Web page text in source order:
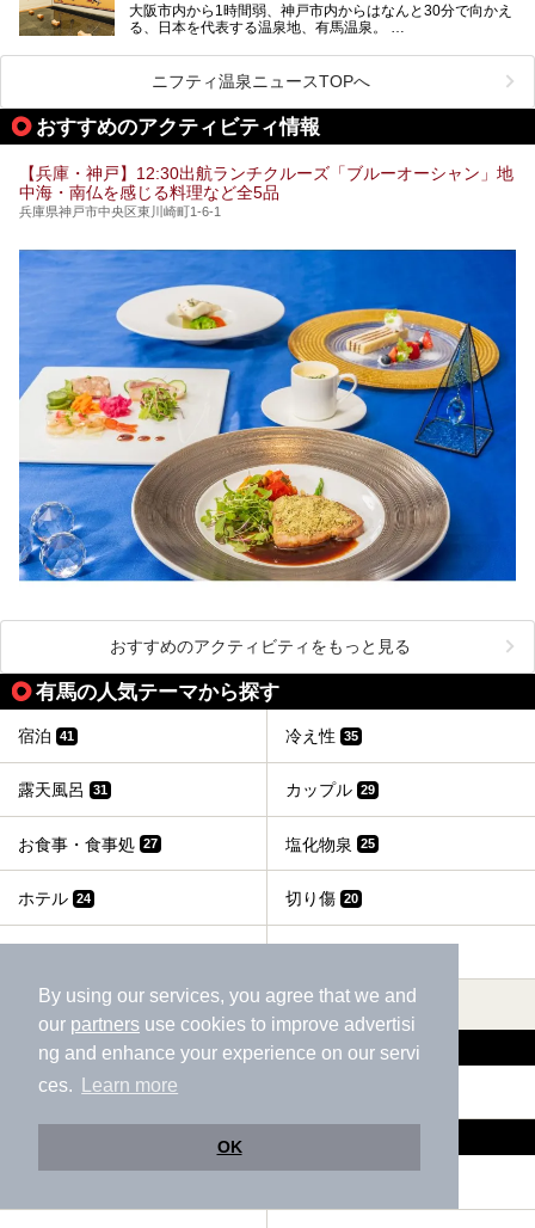
By using our services, you agree that we and
our partners use cookies to improve advertisi
ng and enhance your experience on our servi
ces.
Learn more
OK
大阪市内から1時間弱、神戸市内からはなんと30分で向かえ
る、日本を代表する温泉地、有馬温泉。
有名な「金泉」と「銀泉」に加え、人工のの炭酸泉まで楽し
める、ある意味「最強」ともいえる施設です。
今回は自慢のお湯をメインにその魅力の数々を紹介します！
ニフティ温泉ニュースTOPへ
おすすめのアクティビティ情報
【兵庫・神戸】12:30出航ランチクルーズ「ブルーオーシャン」地
中海・南仏を感じる料理など全5品
兵庫県神戸市中央区東川崎町1-6-1
おすすめのアクティビティをもっと見る
有馬の人気テーマから探す
宿泊 41 冷え性 35
露天風呂 31 カップル 29
お食事・食事処 27 塩化物泉 25
ホテル 24 切り傷 20
すべて表示する
有馬の温泉地から探す
有馬温泉 32
兵庫県の温泉エリアから探す